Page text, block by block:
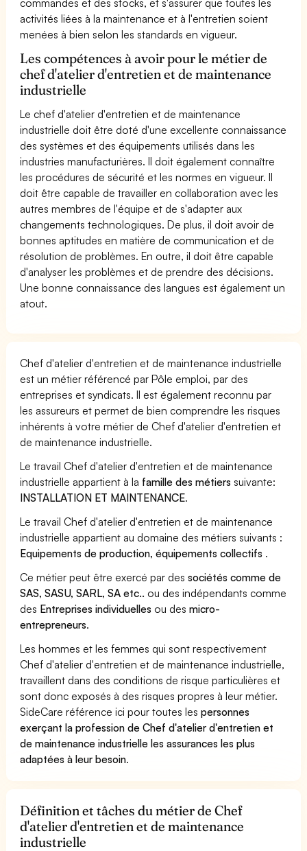
activités liées à la maintenance et à l'entretien soient
menées à bien selon les standards en vigueur.
Les compétences à avoir pour le métier de
chef d'atelier d'entretien et de maintenance
industrielle
Le chef d'atelier d'entretien et de maintenance
industrielle doit être doté d'une excellente connaissance
des systèmes et des équipements utilisés dans les
industries manufacturières. Il doit également connaître
les procédures de sécurité et les normes en vigueur. Il
doit être capable de travailler en collaboration avec les
autres membres de l'équipe et de s'adapter aux
changements technologiques. De plus, il doit avoir de
bonnes aptitudes en matière de communication et de
résolution de problèmes. En outre, il doit être capable
d'analyser les problèmes et de prendre des décisions.
Une bonne connaissance des langues est également un
atout.
Chef d'atelier d'entretien et de maintenance industrielle
est un métier référencé par Pôle emploi, par des
entreprises et syndicats. Il est également reconnu par
les assureurs et permet de bien comprendre les risques
inhérents à votre métier de Chef d'atelier d'entretien et
de maintenance industrielle.
Le travail Chef d'atelier d'entretien et de maintenance
industrielle appartient à la famille des métiers suivante:
INSTALLATION ET MAINTENANCE.
Le travail Chef d'atelier d'entretien et de maintenance
industrielle appartient au domaine des métiers suivants :
Equipements de production, équipements collectifs .
Ce métier peut être exercé par dessociétés comme de
SAS, SASU, SARL, SA etc.. ou des indépendants comme
des Entreprises individuelles ou desmicro-
entrepreneurs.
Les hommes et les femmes qui sont respectivement
Chef d'atelier d'entretien et de maintenance industrielle,
travaillent dans des conditions de risque particulières et
sont donc exposés à des risques propres à leur métier.
SideCare référence ici pour toutes lespersonnes
exerçant la profession de Chef d'atelier d'entretien et
de maintenance industrielle les assurances les plus
adaptées à leur besoin.
Définition et tâches du métier de Chef
d'atelier d'entretien et de maintenance
industrielle